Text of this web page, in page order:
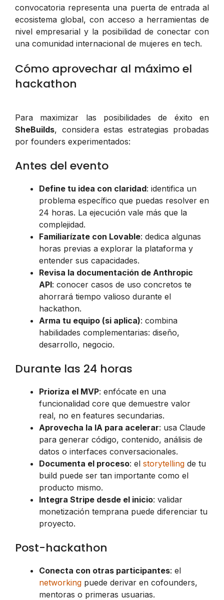
convocatoria representa una puerta de entrada al
ecosistema global, con acceso a herramientas de
nivel empresarial y la posibilidad de conectar con
una comunidad internacional de mujeres en tech.
Cómo aprovechar al máximo el
hackathon
Para maximizar las posibilidades de éxito en
SheBuilds, considera estas estrategias probadas
por founders experimentados:
Antes del evento
Define tu idea con claridad: identifica un
problema específico que puedas resolver en
24 horas. La ejecución vale más que la
complejidad.
Familiarízate con Lovable: dedica algunas
horas previas a explorar la plataforma y
entender sus capacidades.
Revisa la documentación de Anthropic
API: conocer casos de uso concretos te
ahorrará tiempo valioso durante el
hackathon.
Arma tu equipo (si aplica): combina
habilidades complementarias: diseño,
desarrollo, negocio.
Durante las 24 horas
Prioriza el MVP: enfócate en una
funcionalidad core que demuestre valor
real, no en features secundarias.
Aprovecha la IA para acelerar: usa Claude
para generar código, contenido, análisis de
datos o interfaces conversacionales.
Documenta el proceso: el storytelling de tu
build puede ser tan importante como el
producto mismo.
Integra Stripe desde el inicio: validar
monetización temprana puede diferenciar tu
proyecto.
Post-hackathon
Conecta con otras participantes: el
networking puede derivar en cofounders,
mentoras o primeras usuarias.